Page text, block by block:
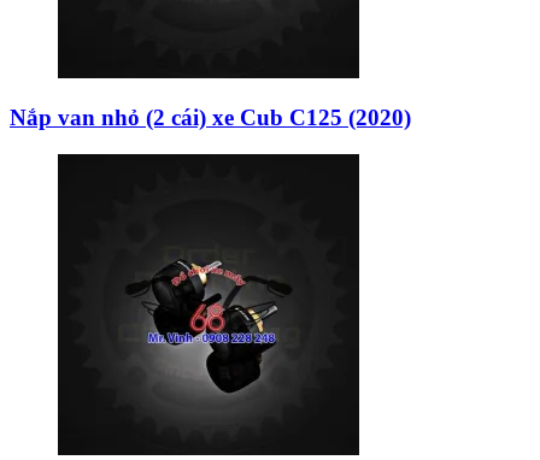
Nắp van nhỏ (2 cái) xe Cub C125 (2020)